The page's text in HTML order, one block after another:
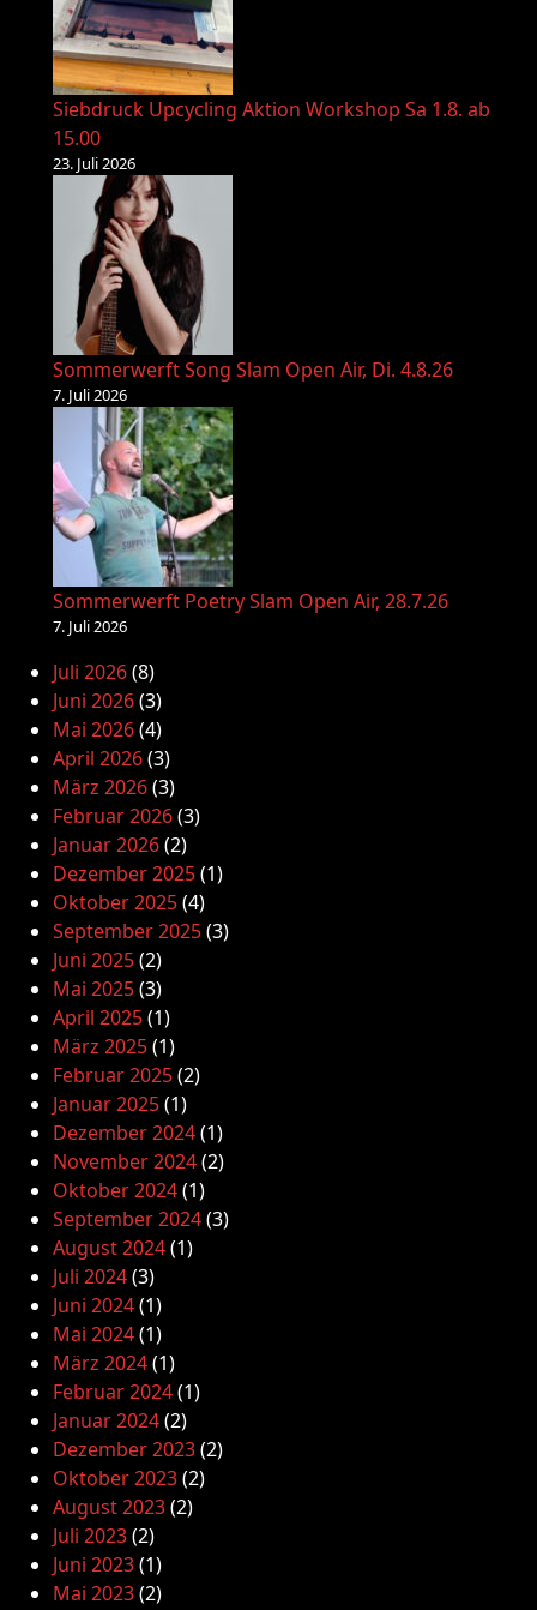
Siebdruck Upcycling Aktion Workshop Sa 1.8. ab
15.00
23. Juli 2026
Sommerwerft Song Slam Open Air, Di. 4.8.26
7. Juli 2026
Sommerwerft Poetry Slam Open Air, 28.7.26
7. Juli 2026
Juli 2026(8)
Juni 2026(3)
Mai 2026(4)
April 2026(3)
März 2026(3)
Februar 2026(3)
Januar 2026(2)
Dezember 2025(1)
Oktober 2025(4)
September 2025(3)
Juni 2025(2)
Mai 2025(3)
April 2025(1)
März 2025(1)
Februar 2025(2)
Januar 2025(1)
Dezember 2024(1)
November 2024(2)
Oktober 2024(1)
September 2024(3)
August 2024(1)
Juli 2024(3)
Juni 2024(1)
Mai 2024(1)
März 2024(1)
Februar 2024(1)
Januar 2024(2)
Dezember 2023(2)
Oktober 2023(2)
August 2023(2)
Juli 2023(2)
Juni 2023(1)
Mai 2023(2)